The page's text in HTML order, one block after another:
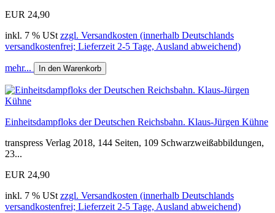
EUR 24,90
inkl. 7 % USt zzgl. Versandkosten (innerhalb Deutschlands
versandkostenfrei; Lieferzeit 2-5 Tage, Ausland abweichend)
mehr... In den Warenkorb
Einheitsdampfloks der Deutschen Reichsbahn. Klaus-Jürgen Kühne
transpress Verlag 2018, 144 Seiten, 109 Schwarzweißabbildungen,
23...
EUR 24,90
inkl. 7 % USt zzgl. Versandkosten (innerhalb Deutschlands
versandkostenfrei; Lieferzeit 2-5 Tage, Ausland abweichend)